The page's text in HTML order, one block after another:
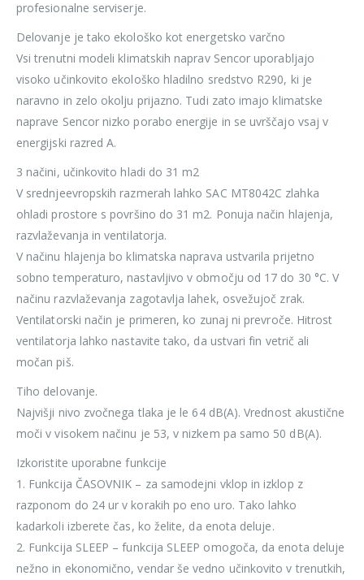
profesionalne serviserje.
Delovanje je tako ekološko kot energetsko varčno
Vsi trenutni modeli klimatskih naprav Sencor uporabljajo
visoko učinkovito ekološko hladilno sredstvo R290, ki je
naravno in zelo okolju prijazno. Tudi zato imajo klimatske
naprave Sencor nizko porabo energije in se uvrščajo vsaj v
energijski razred A.
3 načini, učinkovito hladi do 31 m2
V srednjeevropskih razmerah lahko SAC MT8042C zlahka
ohladi prostore s površino do 31 m2. Ponuja način hlajenja,
razvlaževanja in ventilatorja.
V načinu hlajenja bo klimatska naprava ustvarila prijetno
sobno temperaturo, nastavljivo v območju od 17 do 30 °C. V
načinu razvlaževanja zagotavlja lahek, osvežujoč zrak.
Ventilatorski način je primeren, ko zunaj ni prevroče. Hitrost
ventilatorja lahko nastavite tako, da ustvari fin vetrič ali
močan piš.
Tiho delovanje.
Najvišji nivo zvočnega tlaka je le 64 dB(A). Vrednost akustične
moči v visokem načinu je 53, v nizkem pa samo 50 dB(A).
Izkoristite uporabne funkcije
1. Funkcija ČASOVNIK – za samodejni vklop in izklop z
razponom do 24 ur v korakih po eno uro. Tako lahko
kadarkoli izberete čas, ko želite, da enota deluje.
2. Funkcija SLEEP – funkcija SLEEP omogoča, da enota deluje
nežno in ekonomično, vendar še vedno učinkovito v trenutkih,